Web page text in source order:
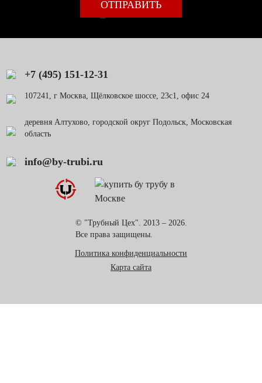
© "Трубный Цех". 2013 – 2026.
Все права защищены.
Политика конфиденциальности
Карта сайта
+7 (495) 151-12-31
107241, г Москва, Щёлковское шоссе, 23с1, офис 24
деревня Алтухово, городской округ Подольск, Московская
область
info@by-trubi.ru